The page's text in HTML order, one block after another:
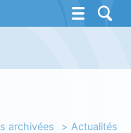
départemental
archivées
Actualités